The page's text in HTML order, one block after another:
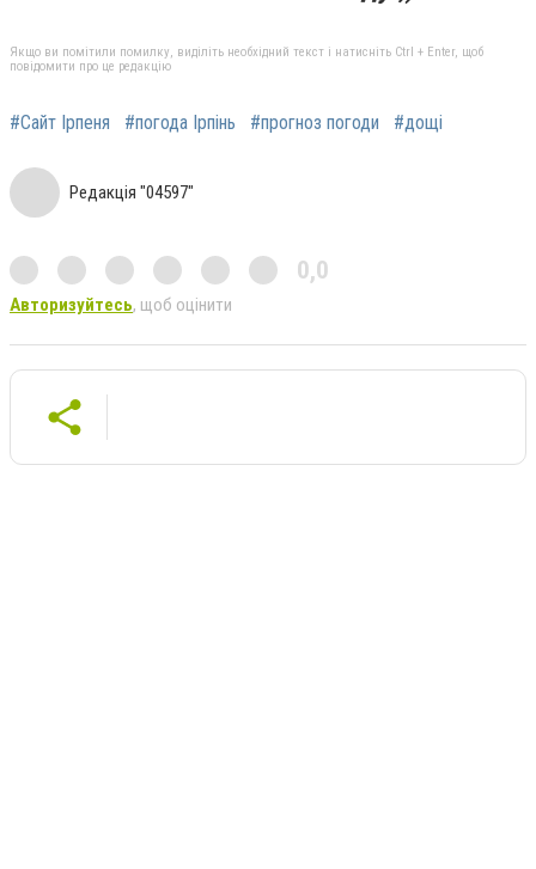
Якщо ви помітили помилку, виділіть необхідний текст і натисніть Ctrl + Enter, щоб
повідомити про це редакцію
#Сайт Ірпеня #погода Ірпінь #прогноз погоди #дощі
Редакція "04597"
0,0
Авторизуйтесь, щоб оцінити